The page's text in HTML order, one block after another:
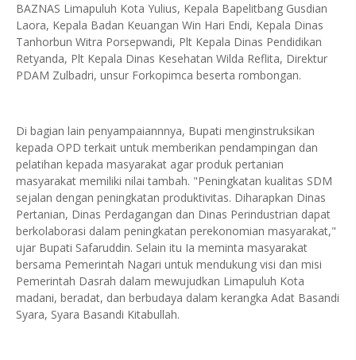
BAZNAS Limapuluh Kota Yulius, Kepala Bapelitbang Gusdian
Laora, Kepala Badan Keuangan Win Hari Endi, Kepala Dinas
Tanhorbun Witra Porsepwandi, Plt Kepala Dinas Pendidikan
Retyanda, Plt Kepala Dinas Kesehatan Wilda Reflita, Direktur
PDAM Zulbadri, unsur Forkopimca beserta rombongan.
Di bagian lain penyampaiannnya, Bupati menginstruksikan
kepada OPD terkait untuk memberikan pendampingan dan
pelatihan kepada masyarakat agar produk pertanian
masyarakat memiliki nilai tambah. "Peningkatan kualitas SDM
sejalan dengan peningkatan produktivitas. Diharapkan Dinas
Pertanian, Dinas Perdagangan dan Dinas Perindustrian dapat
berkolaborasi dalam peningkatan perekonomian masyarakat,"
ujar Bupati Safaruddin. Selain itu Ia meminta masyarakat
bersama Pemerintah Nagari untuk mendukung visi dan misi
Pemerintah Dasrah dalam mewujudkan Limapuluh Kota
madani, beradat, dan berbudaya dalam kerangka Adat Basandi
Syara, Syara Basandi Kitabullah.